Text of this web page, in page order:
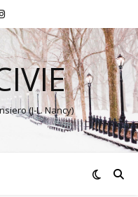
(J-L. Nancy)